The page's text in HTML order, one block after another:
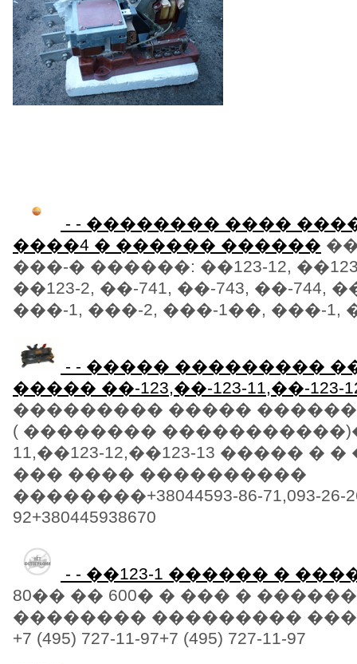
- - �������� ����
����4 � ������ ������
���-� ������: ��123-12, ��123-
��123-2, ��-741, ��-743, ��-744,
���-1, ���-2, ���-1��, ���-1,
- - ����� ���������
����� ��-123,��-123-11,��-123-
��������� �����
( ��������
11,��123-12,��123-13 �����
��� ���� ����������
��������+38044593-86-71,093-26-
92+380445938670
- - ��123-1 ������ �
80�� �� 600� � ��� �
�������� ���������
+7 (495) 727-11-97+7 (495) 727-11-97